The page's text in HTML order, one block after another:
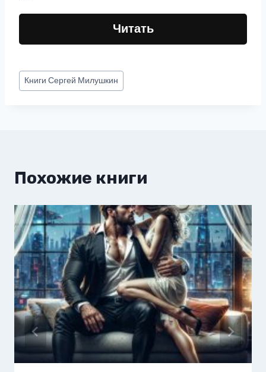
Читать
Метки
записи:
КнигиСергей Милушкин
Похожие книги